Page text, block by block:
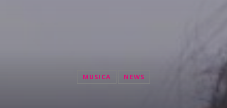
MUSICA NEWS